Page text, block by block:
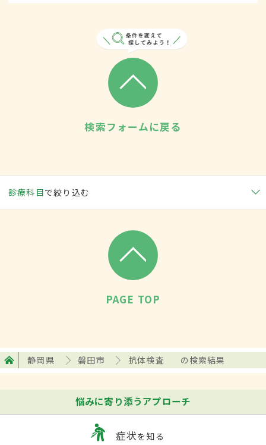
検索フォームに戻る
診療科目で絞り込む
PAGE TOP
静岡県 磐田市 抗体検査 の検索結果
悩みに寄り添うアプローチ
症状を知る